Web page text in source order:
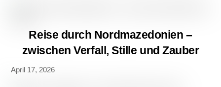
Reise durch Nordmazedonien –
zwischen Verfall, Stille und Zauber
April 17, 2026